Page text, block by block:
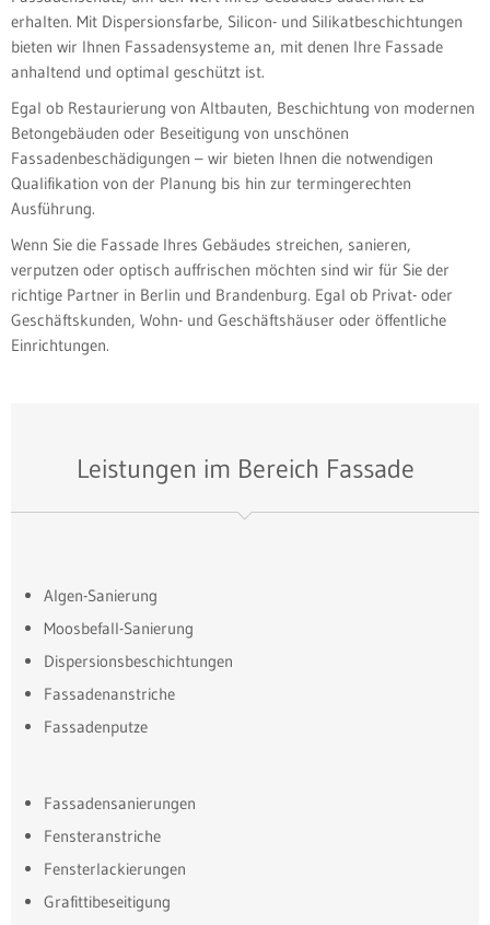
erhalten. Mit Dispersionsfarbe, Silicon- und Silikatbeschichtungen
bieten wir Ihnen Fassadensysteme an, mit denen Ihre Fassade
anhaltend und optimal geschützt ist.
Egal ob Restaurierung von Altbauten, Beschichtung von modernen
Betongebäuden oder Beseitigung von unschönen
Fassadenbeschädigungen – wir bieten Ihnen die notwendigen
Qualifikation von der Planung bis hin zur termingerechten
Ausführung.
Wenn Sie die Fassade Ihres Gebäudes streichen, sanieren,
verputzen oder optisch auffrischen möchten sind wir für Sie der
richtige Partner in Berlin und Brandenburg. Egal ob Privat- oder
Geschäftskunden, Wohn- und Geschäftshäuser oder öffentliche
Einrichtungen.
Leistungen im Bereich Fassade
Algen-Sanierung
Moosbefall-Sanierung
Dispersionsbeschichtungen
Fassadenanstriche
Fassadenputze
Fassadensanierungen
Fensteranstriche
Fensterlackierungen
Grafittibeseitigung